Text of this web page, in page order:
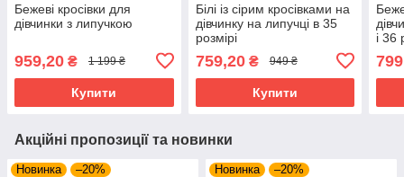
Бежеві кросівки для
дівчинки з липучкою
959,20 ₴ 1 199 ₴
Купити
Білі із сірим кросівками на
дівчинку на липучці в 35
розмірі
759,20₴ 949 ₴
Купити
і 36
Акційні пропозиції та новинки
Новинка –20% Новинка –20%